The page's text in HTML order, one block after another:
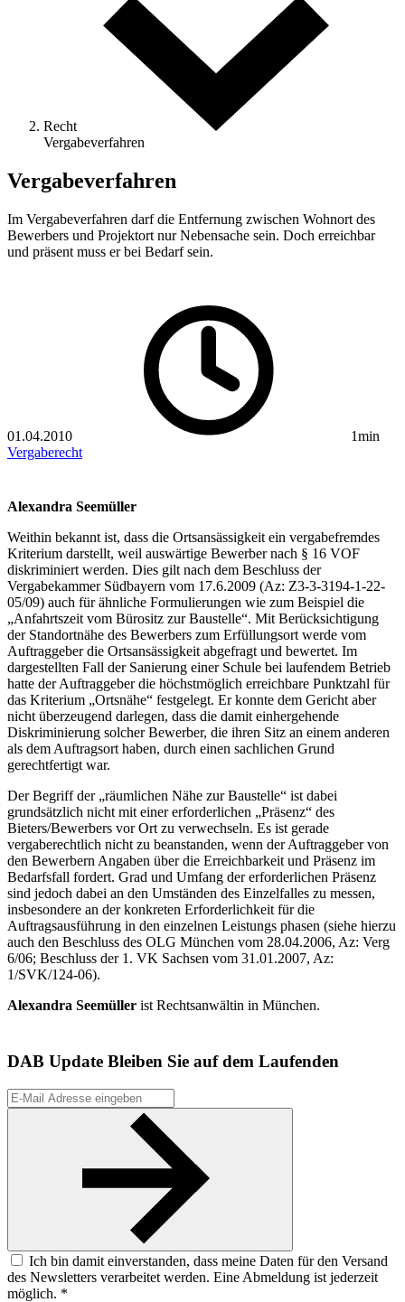
Recht
Vergabeverfahren
Vergabeverfahren
Im Vergabeverfahren darf die Entfernung zwischen Wohnort des
Bewerbers und Projektort nur Nebensache sein. Doch erreichbar
und präsent muss er bei Bedarf sein.
01.04.2010
1min
Vergaberecht
Alexandra Seemüller
Weithin bekannt ist, dass die Ortsansässigkeit ein vergabefremdes
Kriterium darstellt, weil auswärtige Bewerber nach § 16 VOF
diskriminiert werden. Dies gilt nach dem Beschluss der
Vergabekammer Südbayern vom 17.6.2009 (Az: Z3-3-3194-1-22-
05/09) auch für ähnliche Formulierungen wie zum Beispiel die
„Anfahrtszeit vom Bürositz zur Baustelle“. Mit Berücksichtigung
der Standortnähe des Bewerbers zum Erfüllungsort werde vom
Auftraggeber die Ortsansässigkeit abgefragt und bewertet. Im
dargestellten Fall der Sanierung einer Schule bei laufendem Betrieb
hatte der Auftraggeber die höchstmöglich erreichbare Punktzahl für
das Kriterium „Ortsnähe“ festgelegt. Er konnte dem Gericht aber
nicht überzeugend darlegen, dass die damit einhergehende
Diskriminierung solcher Bewerber, die ihren Sitz an einem anderen
als dem Auftragsort haben, durch einen sachlichen Grund
gerechtfertigt war.
Der Begriff der „räumlichen Nähe zur Baustelle“ ist dabei
grundsätzlich nicht mit einer erforderlichen „Präsenz“ des
Bieters/Bewerbers vor Ort zu verwechseln. Es ist gerade
vergaberechtlich nicht zu beanstanden, wenn der Auftraggeber von
den Bewerbern Angaben über die Erreichbarkeit und Präsenz im
Bedarfsfall fordert. Grad und Umfang der erforderlichen Präsenz
sind jedoch dabei an den Umständen des Einzelfalles zu messen,
insbesondere an der konkreten Erforderlichkeit für die
Auftragsausführung in den einzelnen Leistungs phasen (siehe hierzu
auch den Beschluss des OLG München vom 28.04.2006, Az: Verg
6/06; Beschluss der 1. VK Sachsen vom 31.01.2007, Az:
1/SVK/124-06).
Alexandra Seemüller ist Rechtsanwältin in München.
DAB Update Bleiben Sie auf dem Laufenden
Ich bin damit einverstanden, dass meine Daten für den Versand
des Newsletters verarbeitet werden. Eine Abmeldung ist jederzeit
möglich. *